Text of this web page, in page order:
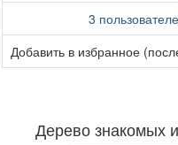
3
Добавить в избранное
Дерево знакомых